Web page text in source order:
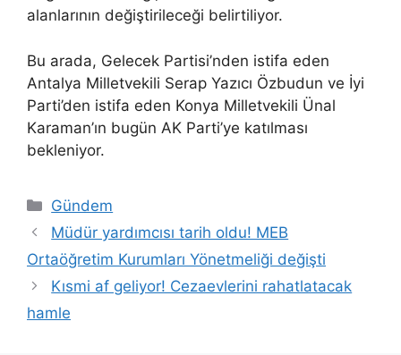
alanlarının değiştirileceği belirtiliyor.
Bu arada, Gelecek Partisi’nden istifa eden
Antalya Milletvekili Serap Yazıcı Özbudun ve İyi
Parti’den istifa eden Konya Milletvekili Ünal
Karaman’ın bugün AK Parti’ye katılması
bekleniyor.
Kategoriler
Gündem
Müdür yardımcısı tarih oldu! MEB
Ortaöğretim Kurumları Yönetmeliği değişti
Kısmi af geliyor! Cezaevlerini rahatlatacak
hamle